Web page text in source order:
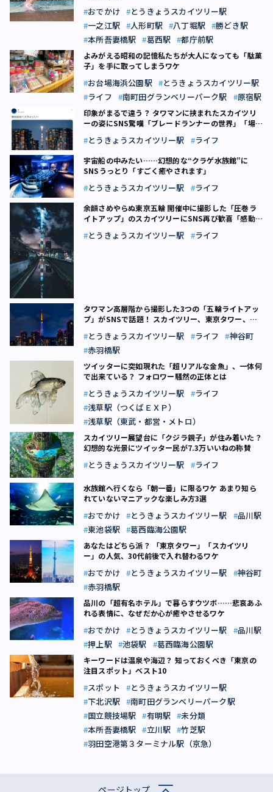
おでかけ
とうきょうスカイツリー駅
一之江駅
人形町駅 八丁堀駅
勝どき駅
本所吾妻橋駅
葛西駅 都庁前駅
よみがえる昭和の記憶――私たちが大人になっても「駄菓
子」を手に取ってしまうワケ
お台場海浜公園駅
とうきょうスカイツリー駅
ライフ
南町田グランベリーパーク駅 原宿駅
印象がまるで違う？ タワマンに挟まれたスカイツリ
ーの姿にSNS驚嘆「ブレードランナーの世界」「場所
とうきょうスカイツリー駅 ライフ
宇宙船の中みたい……幻想的な“クラゲ水族館”に
SNSうっとり「すごく癒やされます」
とうきょうスカイツリー駅 ライフ
余韻さめやらぬ東京五輪 開催中に撮影した「圧巻ラ
イトアップ」のスカイツリーにSNS再び歓喜「感動し
とうきょうスカイツリー駅 ライフ
タワマン高層階から撮影した3つの「五輪ライトアッ
プ」がSNSで話題！ スカイツリー、東京タワー、あ
とうきょうスカイツリー駅 ライフ
神谷町
赤羽橋駅
ツイッターに突如現れた「超リアルな金魚」、一体何
で出来ている？ フォロワー騒然の正体とは
とうきょうスカイツリー駅
ライフ
浅草駅（つくばＥＸＰ）
浅草駅（東武・都営・メトロ）
スカイツリー展望台に「クジラ親子」が住み着いた？
幻想的な光景にツイッター民が7.3万いいねの称賛
とうきょうスカイツリー駅 ライフ
水族館へ行くなら「朝一番」に限るワケ あまり知ら
れていないマニアックな楽しみ方3選
おでかけ とうきょうスカイツリー駅
品川駅
東池袋駅
葛西臨海公園駅
あなたはどちら派？ 「東京タワー」「スカイツリ
ー」の人気、30代前後で入れ替わるワケ
おでかけ とうきょうスカイツリー駅
神谷町
赤羽橋駅
品川の「超有名ホテル」で暮らすウツボ……悲哀あふ
れる表情に、なぜだか心が癒やさせるワケ
おでかけ とうきょうスカイツリー駅
品川駅
押上駅
池袋駅 葛西臨海公園駅
キーワードは温泉や海辺？ 知っておくべき「東京の
注目スポット」ベスト10
スポット
とうきょうスカイツリー駅
下北沢駅
南町田グランベリーパーク駅
国立競技場駅
有明駅
未分類
本所吾妻橋駅
立川駅
竹芝駅
羽田空港第３ターミナル駅（京急）